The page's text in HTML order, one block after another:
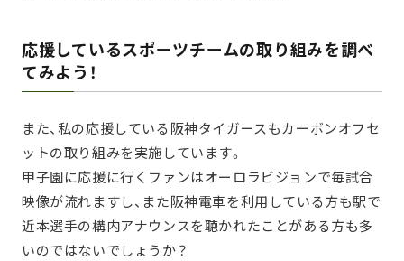
応援しているスポーツチームの取り組みを調べ
てみよう！
また、私の応援している阪神タイガースもカーボンオフセ
ットの取り組みを実施しています。
甲子園に応援に行くファンはオーロラビジョンで毎試合
映像が流れますし、また阪神電車を利用している方も駅で
近本選手の構内アナウンスを聴かれたことがある方も多
いのではないでしょうか？